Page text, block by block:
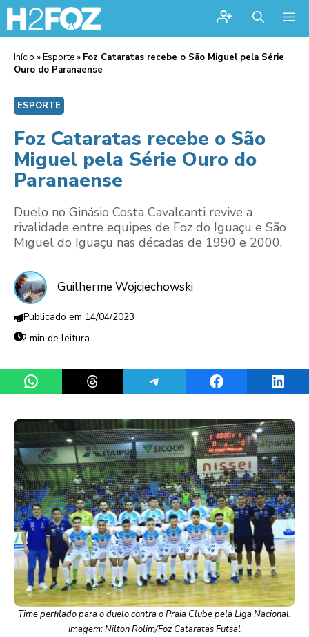
Início »Esporte » Foz Cataratas recebe o São Miguel pela Série
Ouro do Paranaense
ESPORTE
Foz Cataratas recebe o São
Miguel pela Série Ouro do
Paranaense
Duelo no Ginásio Costa Cavalcanti revive a
rivalidade entre equipes de Foz do Iguaçu e São
Miguel do Iguaçu nas décadas de 1990 e 2000.
Guilherme Wojciechowski
14/04/2023
2 min de leitura
Share on WhatsAppShare on ThreadsShare on TelegramShare on Facebook
Time perfilado para o duelo contra o Praia Clube pela Liga Nacional.
Imagem: Nilton Rolim/Foz Cataratas Futsal